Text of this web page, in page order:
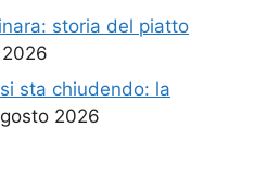
storia del piatto
sta chiudendo: la
2026